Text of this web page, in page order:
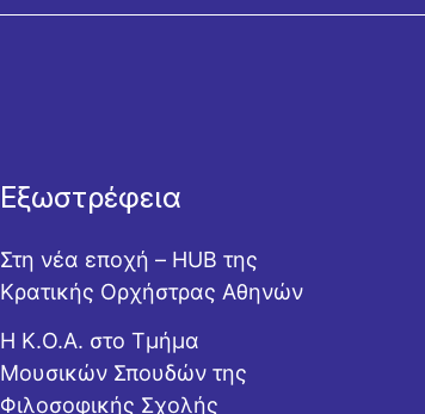
Εξωστρέφεια
Στη νέα εποχή – HUB της
Κρατικής Ορχήστρας Αθηνών
Η Κ.Ο.Α. στο Τμήμα
Μουσικών Σπουδών της
Φιλοσοφικής Σχολής